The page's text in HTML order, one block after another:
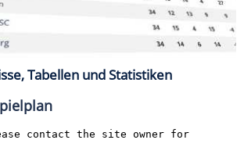
Tabellen und Statistiken